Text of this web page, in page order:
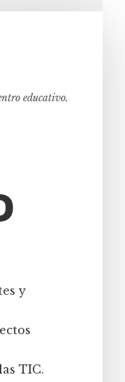
educativo.
y
TIC.